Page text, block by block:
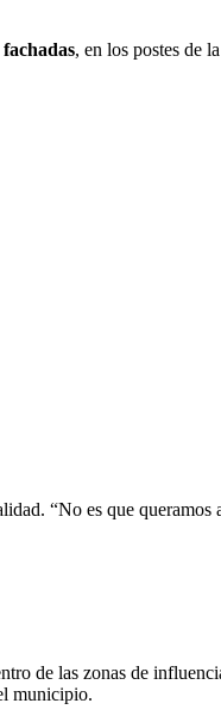
, en los postes de
“No es que queramos
de las zonas de
municipio.